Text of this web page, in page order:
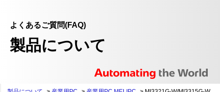
よくあるご質問(FAQ)
製品について